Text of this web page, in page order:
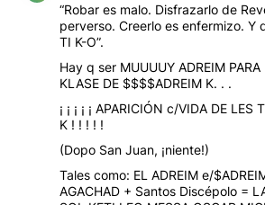
“Robar es malo. Disfrazarlo de
perverso. Creerlo es enfermizo. Y
TI K-O”.
Hay q ser MUUUUY ADREIM PARA
KLASE DE $$$$ADREIM K. . .
¡ ¡ ¡ ¡ ¡ APARICIÓN c/VIDA DE LES
K ! ! ! ! !
(Dopo San Juan, ¡niente!)
Tales como: EL ADREIM e/
AGACHAD + Santos Discépolo =